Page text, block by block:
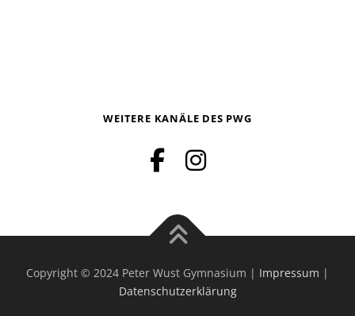
WEITERE KANÄLE DES PWG
Copyright © 2024 Peter Wust Gymnasium | Impressum |
Datenschutzerklärung